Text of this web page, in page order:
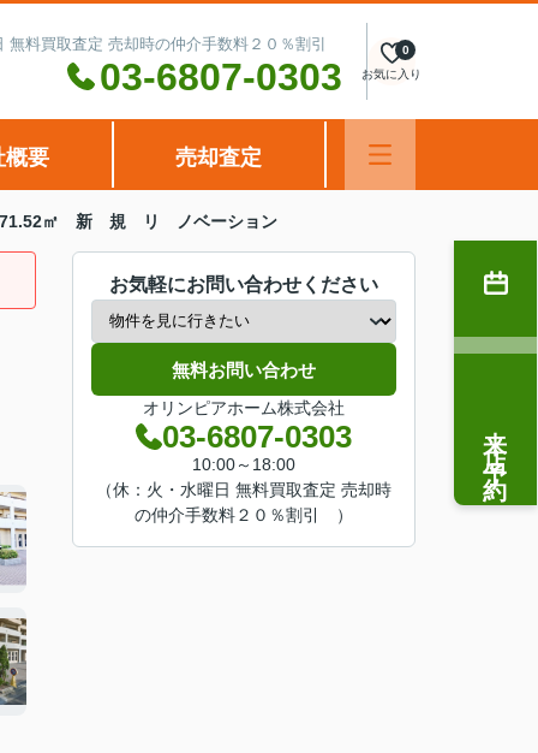
料買取査定 売却時の仲介手数料２０％割引
03-6807-0303 お気に入り
0
概要 売却査定
71.52㎡ 新 規 リ ノベーション
お気軽にお問い合わせください
無料お問い合わせ
オリンピアホーム株式会社
03-6807-0303
10:00～18:00
（休：火・水曜日 無料買取査定 売却時
の仲介手数料２０％割引 ）
来店予約